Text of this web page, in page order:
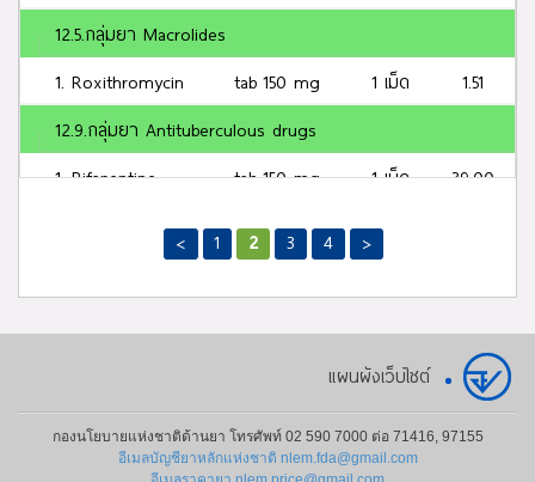
12.5.กลุ่มยา Macrolides
1. Roxithromycin
tab 150 mg 1 เม็ด
1.51
12.9.กลุ่มยา Antituberculous drugs
1. Rifapentine
tab 150 mg 1 เม็ด
39.00
14.1.กลุ่มยา Antiretrovirals
potassium
23.54
14.3.กลุ่มยาสำหรับโรคติดเชื้อไวรัสโคโรนา 2019 (COVID-19)
< 1 2 3 4 >
แผนผังเว็บไซต์
กองนโยบายแห่งชาติด้านยา โทรศัพท์ 02 590 7000 ต่อ 71416, 97155
อีเมลบัญชียาหลักแห่งชาติ nlem.fda@gmail.com